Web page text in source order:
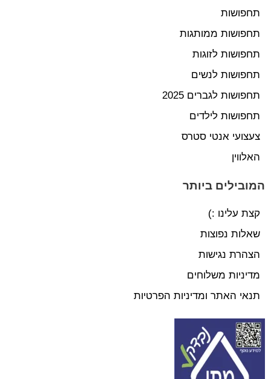
תחפושות
תחפושות ממותגות
תחפושות לזוגות
תחפושות לנשים
תחפושות לגברים 2025
תחפושות לילדים
צעצועי אנטי סטרס
האלווין
המובילים ביותר
קצת עלינו :)
שאלות נפוצות
הצהרת נגישות
מדיניות משלוחים
תנאי האתר ומדיניות הפרטיות